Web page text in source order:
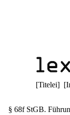
[Titelei] [
§ 68f StGB.